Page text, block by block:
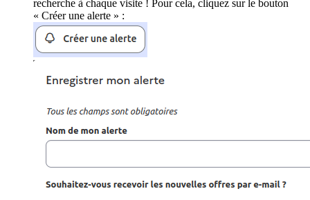
recherche à chaque visite ! Pour cela, cliquez sur le bouton
« Créer une alerte » :